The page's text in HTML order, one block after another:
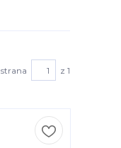
strana z 1